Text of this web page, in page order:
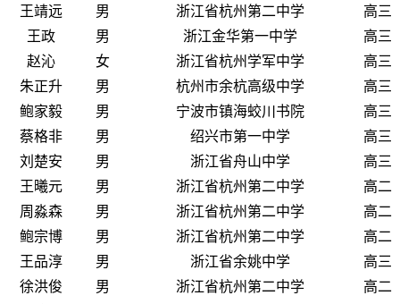
王靖远
男 浙江省杭州第二中学
高三
王政
男 浙江金华第一中学
高三
赵沁
女 浙江省杭州学军中学
高三
朱正升
男 杭州市余杭高级中学
高三
鲍家毅
男 宁波市镇海蛟川书院
高三
蔡格非
男 绍兴市第一中学
高三
刘楚安
男 浙江省舟山中学
高三
王曦元
男 浙江省杭州第二中学
高二
周淼森
男 浙江省杭州第二中学
高二
鲍宗博
男 浙江省杭州第二中学
高二
王品淳
男 浙江省余姚中学
高三
徐洪俊
男 浙江省杭州第二中学
高二